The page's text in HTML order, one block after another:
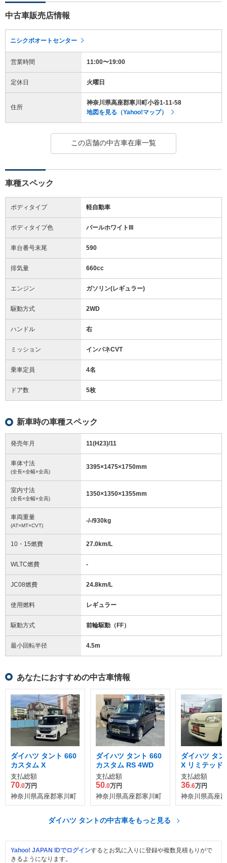
中古車販売店情報
ニシクボオートセンター
営業時間 11:00〜19:00
定休日 火曜日
住所
神奈川県高座郡寒川町小谷1-11-58
地図を見る（Yahoo!マップ）
この店舗の中古車在庫一覧
車種スペック
ボディタイプ 軽自動車
ボディタイプ色 パールホワイトIII
車台番号末尾 590
排気量 660cc
エンジン ガソリン(レギュラー)
駆動方式 2WD
ハンドル 右
ミッション インパネCVT
乗車定員 4名
ドア数 5枚
新車時の車種スペック
発売年月 11(H23)/11
車体寸法
(全長×全幅×全高)
3395×1475×1750mm
室内寸法
(全長×全幅×全高)
1350×1350×1355mm
車両重量
(AT×MT×CVT)
-/-/930kg
10・15燃費 27.0km/L
WLTC燃費 -
JC08燃費 24.8km/L
使用燃料 レギュラー
駆動方式 前輪駆動（FF）
最小回転半径 4.5m
あなたにおすすめの中古車情報
ダイハツ タント 660
カスタム X
支払総額
70.0万円
神奈川県高座郡寒川町
ダイハツ タント 660
カスタム RS 4WD
支払総額
50.0万円
神奈川県高座郡寒川町
ダイハツ タ
X リミテッド
ャル
支払総額
36.6万円
神奈川県高座
ダイハツ タントの中古車をもっと見る
Yahoo! JAPAN IDでログインするとお気に入りに登録や複数見積もりがで
きるようになります。